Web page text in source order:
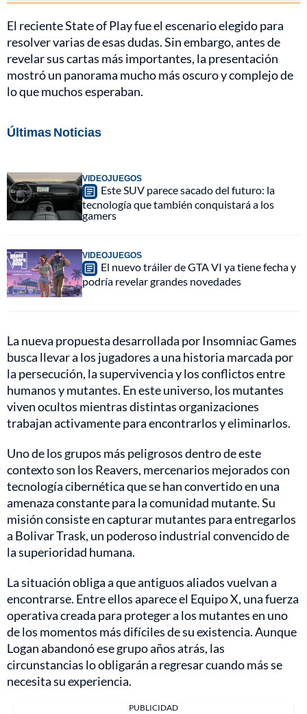
El reciente State of Play fue el escenario elegido para
resolver varias de esas dudas. Sin embargo, antes de
revelar sus cartas más importantes, la presentación
mostró un panorama mucho más oscuro y complejo de
lo que muchos esperaban.
Últimas Noticias
VIDEOJUEGOS
Este SUV parece sacado del futuro: la
tecnología que también conquistará a los
gamers
VIDEOJUEGOS
El nuevo tráiler de GTA VI ya tiene fecha y
podría revelar grandes novedades
La nueva propuesta desarrollada por Insomniac Games
busca llevar a los jugadores a una historia marcada por
la persecución, la supervivencia y los conflictos entre
humanos y mutantes. En este universo, los mutantes
viven ocultos mientras distintas organizaciones
trabajan activamente para encontrarlos y eliminarlos.
Uno de los grupos más peligrosos dentro de este
contexto son los Reavers, mercenarios mejorados con
tecnología cibernética que se han convertido en una
amenaza constante para la comunidad mutante. Su
misión consiste en capturar mutantes para entregarlos
a Bolivar Trask, un poderoso industrial convencido de
la superioridad humana.
La situación obliga a que antiguos aliados vuelvan a
encontrarse. Entre ellos aparece el Equipo X, una fuerza
operativa creada para proteger a los mutantes en uno
de los momentos más difíciles de su existencia. Aunque
Logan abandonó ese grupo años atrás, las
circunstancias lo obligarán a regresar cuando más se
necesita su experiencia.
PUBLICIDAD